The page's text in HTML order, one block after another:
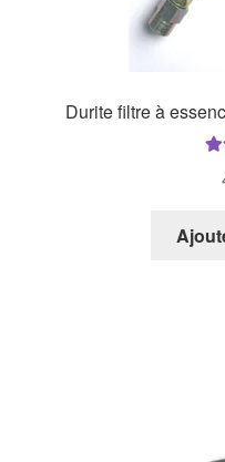
Durite filtre à